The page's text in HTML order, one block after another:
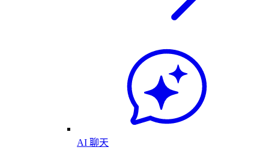
AI 聊天